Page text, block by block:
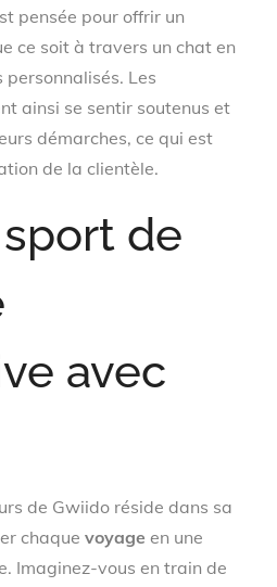
pensée pour offrir un
ce soit à travers un chat en
personnalisés. Les
ainsi se sentir soutenus et
démarches, ce qui est
de la clientèle.
de
avec
de Gwiido réside dans sa
chaquevoyage en une
Imaginez-vous en train de